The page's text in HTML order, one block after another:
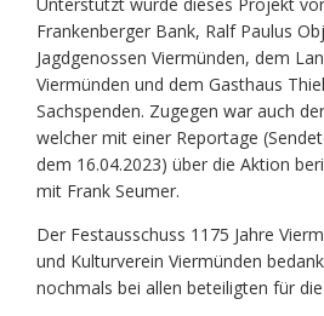
Frankenberger Bank, Ralf Paulus
Jagdgenossen Viermünden, dem
Viermünden und dem Gasthaus
Sachspenden. Zugegen war auch
welcher mit einer Reportage
dem 16.04.2023) über die Aktion
mit Frank Seumer.
Der Festausschuss 1175 Jahre
und Kulturverein Viermünden
nochmals bei allen beteiligten für